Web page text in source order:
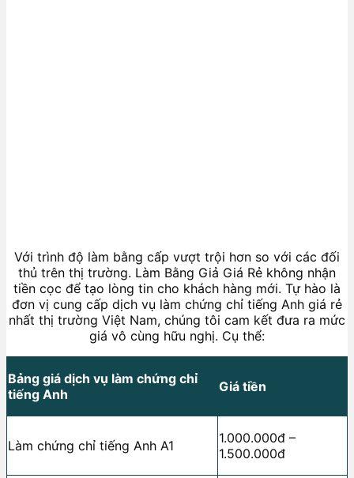
Với trình độ làm bằng cấp vượt trội hơn so với các đối
thủ trên thị trường. Làm Bằng Giả Giá Rẻ không nhận
tiền cọc để tạo lòng tin cho khách hàng mới. Tự hào là
đơn vị cung cấp dịch vụ làm chứng chỉ tiếng Anh giá rẻ
nhất thị trường Việt Nam, chúng tôi cam kết đưa ra mức
giá vô cùng hữu nghị. Cụ thể:
Bảng giá dịch vụ làm chứng chỉ
tiếng Anh
Giá tiền
Làm chứng chỉ tiếng Anh A1
1.000.000đ –
1.500.000đ